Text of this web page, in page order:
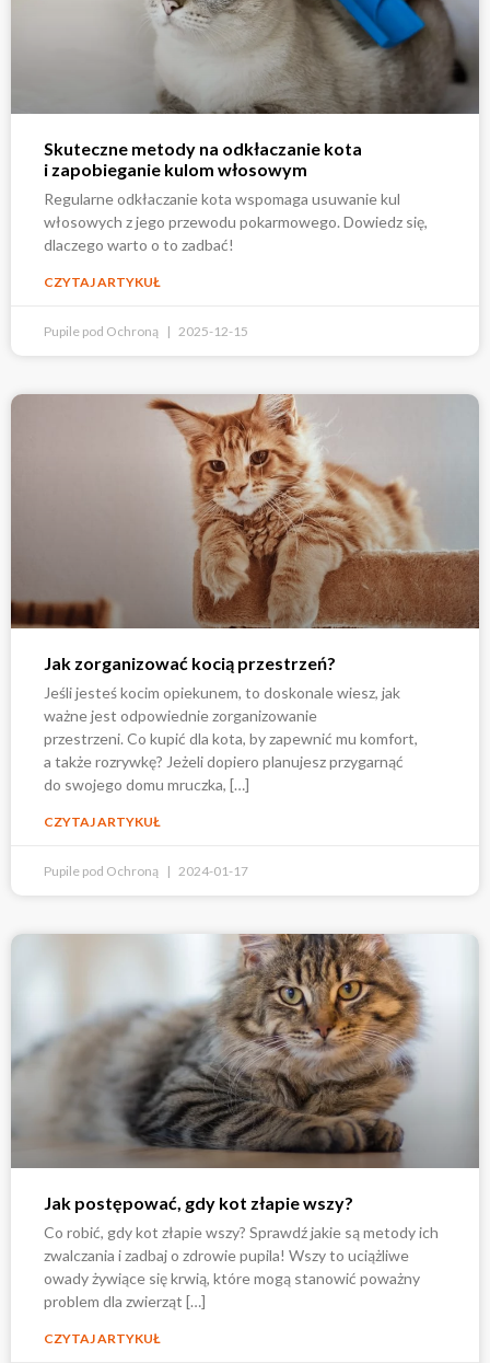
Skuteczne metody na odkłaczanie kota
i zapobieganie kulom włosowym
Regularne odkłaczanie kota wspomaga usuwanie kul
włosowych z jego przewodu pokarmowego. Dowiedz się,
dlaczego warto o to zadbać!
CZYTAJ ARTYKUŁ
Pupile pod Ochroną 2025-12-15
Jak zorganizować kocią przestrzeń?
Jeśli jesteś kocim opiekunem, to doskonale wiesz, jak
ważne jest odpowiednie zorganizowanie
przestrzeni. Co kupić dla kota, by zapewnić mu komfort,
a także rozrywkę? Jeżeli dopiero planujesz przygarnąć
do swojego domu mruczka, […]
CZYTAJ ARTYKUŁ
Pupile pod Ochroną 2024-01-17
Jak postępować, gdy kot złapie wszy?
Co robić, gdy kot złapie wszy? Sprawdź jakie są metody ich
zwalczania i zadbaj o zdrowie pupila! Wszy to uciążliwe
owady żywiące się krwią, które mogą stanowić poważny
problem dla zwierząt […]
CZYTAJ ARTYKUŁ